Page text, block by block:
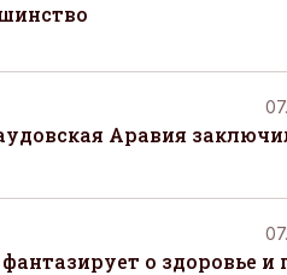
Аравия
о здоровье и